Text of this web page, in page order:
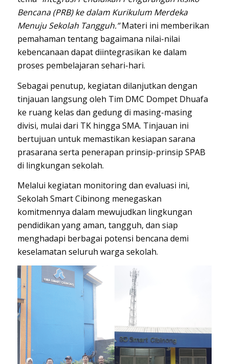
Bencana (PRB) ke dalam Kurikulum Merdeka
Menuju Sekolah Tangguh.”Materi ini memberikan
pemahaman tentang bagaimana nilai-nilai
kebencanaan dapat diintegrasikan ke dalam
proses pembelajaran sehari-hari.
Sebagai penutup, kegiatan dilanjutkan dengan
tinjauan langsung oleh Tim DMC Dompet Dhuafa
ke ruang kelas dan gedung di masing-masing
divisi, mulai dari TK hingga SMA. Tinjauan ini
bertujuan untuk memastikan kesiapan sarana
prasarana serta penerapan prinsip-prinsip SPAB
di lingkungan sekolah.
Melalui kegiatan monitoring dan evaluasi ini,
Sekolah Smart Cibinong menegaskan
komitmennya dalam mewujudkan lingkungan
pendidikan yang aman, tangguh, dan siap
menghadapi berbagai potensi bencana demi
keselamatan seluruh warga sekolah.